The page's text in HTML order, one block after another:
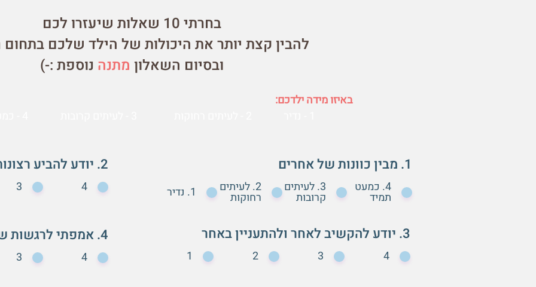
בחרתי 10 שאלות שיעזרו לכם
להבין קצת יותר את היכולות של הילד שלכם
ובסיום השאלון מתנה נוספת :-)
באיזו מידה ילדכם:
2. יודע להביע רצונות, רגשות, צרכים ומחשבות
4
3
4. אמפתי לרגשות של אחרים
4
3
1. מבין כוונות של אחרים
4. כמעט
תמיד
3. לעיתים
קרובות
2. לעיתים
רחוקות 1. נדיר
3. יודע להקשיב לאחר ולהתעניין באחר
4
3
2
1